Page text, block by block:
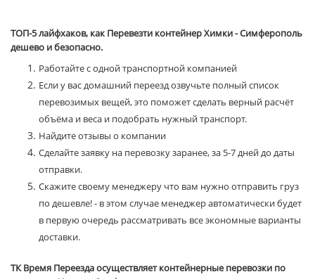
ТОП-5 лайфхаков, как Перевезти контейнер Химки - Симферополь
дешево и безопасно.
Работайте с одной транспортной компанией
Если у вас домашний переезд озвучьте полный список
перевозимых вещей, это поможет сделать верный расчёт
объёма и веса и подобрать нужный транспорт.
Найдите отзывы о компании
Сделайте заявку на перевозку заранее, за 5-7 дней до даты
отправки.
Скажите своему менеджеру что вам нужно отправить груз
по дешевле! - в этом случае менеджер автоматически будет
в первую очередь рассматривать все экономные варианты
доставки.
ТК Время Переезда осуществляет контейнерные перевозки по